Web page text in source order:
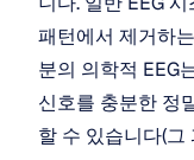
패턴에서 제거하
분의 의학적 EEG
신호를 충분한 정
할 수 있습니다(